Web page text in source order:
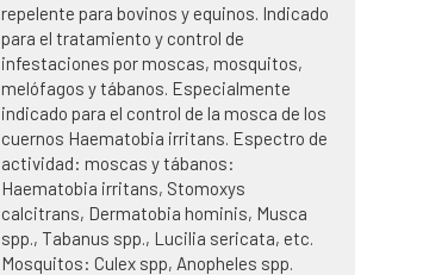
repelente para bovinos y equinos. Indicado
para el tratamiento y control de
infestaciones por moscas, mosquitos,
melófagos y tábanos. Especialmente
indicado para el control de la mosca de los
cuernos Haematobia irritans. Espectro de
actividad: moscas y tábanos:
Haematobia irritans, Stomoxys
calcitrans, Dermatobia hominis, Musca
spp., Tabanus spp., Lucilia sericata, etc.
Mosquitos: Culex spp, Anopheles spp.